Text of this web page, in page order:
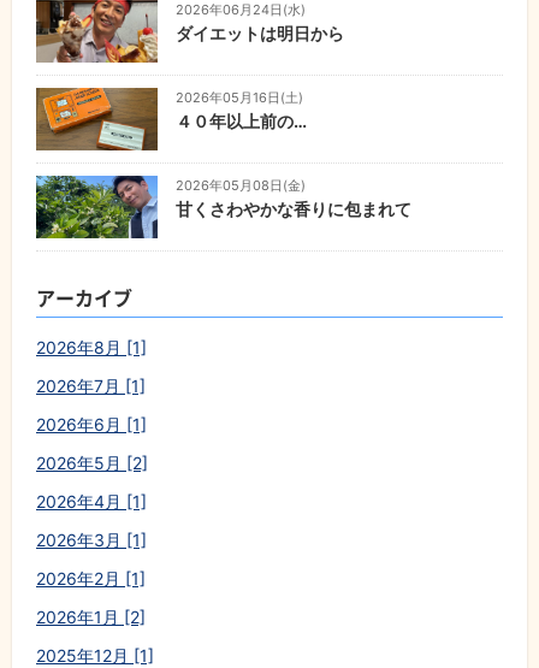
2026年06月24日(水)
ダイエットは明日から
2026年05月16日(土)
４０年以上前の…
2026年05月08日(金)
甘くさわやかな香りに包まれて
アーカイブ
2026年8月 [1]
2026年7月 [1]
2026年6月 [1]
2026年5月 [2]
2026年4月 [1]
2026年3月 [1]
2026年2月 [1]
2026年1月 [2]
2025年12月 [1]